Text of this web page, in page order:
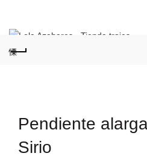
Pendiente
Sirio